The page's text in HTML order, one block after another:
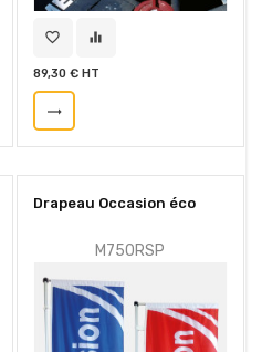
favorite_border equalizer
89,30 € HT
trending_flat
Drapeau Occasion éco
M750RSP